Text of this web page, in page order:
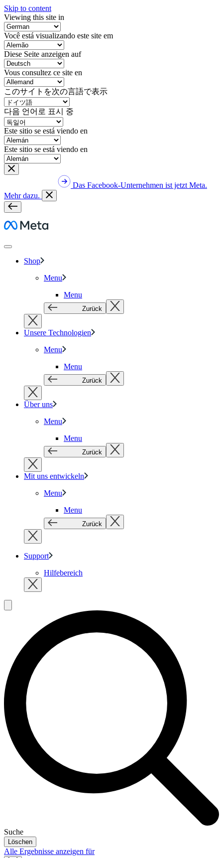
Skip to content
Viewing this site in
Você está visualizando este site em
Diese Seite anzeigen auf
Vous consultez ce site en
このサイトを次の言語で表示
다음 언어로 표시 중
Este sitio se está viendo en
Este sitio se está viendo en
Das Facebook-Unternehmen ist jetzt Meta.
Mehr dazu.
Meta
Shop
Menu
Menu
Zurück
Unsere Technologien
Menu
Menu
Zurück
Über uns
Menu
Menu
Zurück
Mit uns entwickeln
Menu
Menu
Zurück
Support
Hilfebereich
Suche
Löschen
Alle Ergebnisse anzeigen für